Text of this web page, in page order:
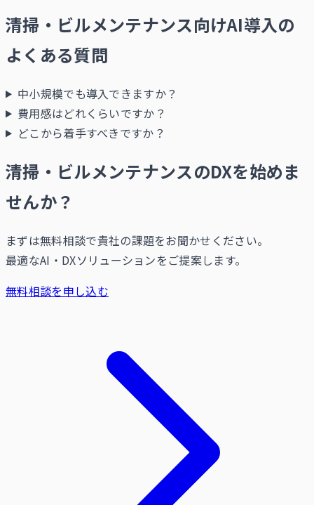
清掃・ビルメンテナンス向けAI導入の
よくある質問
中小規模でも導入できますか？
費用感はどれくらいですか？
どこから着手すべきですか？
清掃・ビルメンテナンスのDXを始めま
せんか？
まずは無料相談で貴社の課題をお聞かせください。
最適なAI・DXソリューションをご提案します。
無料相談を申し込む